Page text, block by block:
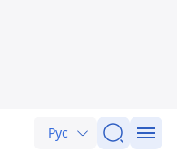
Рус